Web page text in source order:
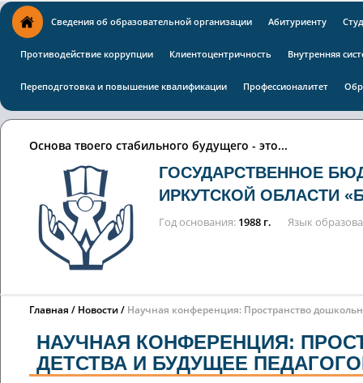
Сведения об образовательной организации Абитуриенту
Противодействие коррупции Клиентоцентричность Внутренняя
Переподготовка и повышение квалификации Профессионалитет
Основа твоего стабильного будущего - это...
ГОСУДАРСТВЕННОЕ
ИРКУТСКОЙ ОБЛАСТИ
Год основания 1988 г. Язык
Главная Новости Научная конференция: Пространство
НАУЧНАЯ КОНФЕРЕНЦИЯ:
ДЕТСТВА И БУДУЩЕЕ